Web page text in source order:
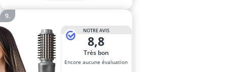
NOTRE AVIS
8,8
Très bon
Encore aucune évaluation